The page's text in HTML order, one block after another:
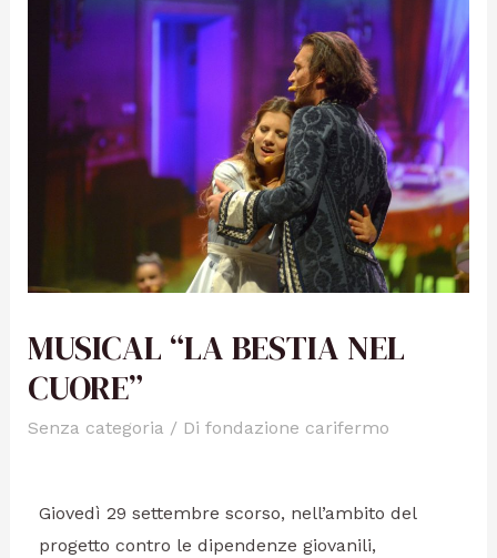
MUSICAL “LA BESTIA NEL
CUORE”
Senza categoria / Di fondazione carifermo
Giovedì 29 settembre scorso, nell’ambito del
progetto contro le dipendenze giovanili,